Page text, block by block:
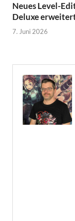
Neues Level-
Deluxe
7. Juni 2026